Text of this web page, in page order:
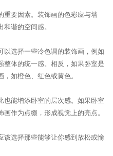
重要因素。装饰画的色彩应与墙
谐的空间感。
以选择一些冷色调的装饰画，例如
整体的统一感。相反，如果卧室是
如橙色、红色或黄色。
也能增添卧室的层次感。如果卧室
作为点缀，形成视觉上的亮点。
该选择那些能够让你感到放松或愉